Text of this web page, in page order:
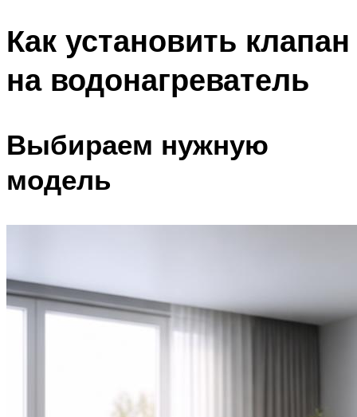
Как установить клапан
на водонагреватель
Выбираем нужную
модель